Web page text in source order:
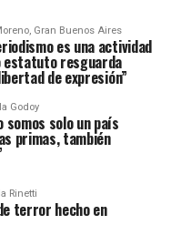
Gran Buenos Aires
es una actividad
estatuto resguarda
de expresión”
Godoy
somos solo un país
primas, también
Rinetti
terror hecho en